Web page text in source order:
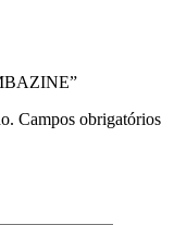
Campos obrigatórios